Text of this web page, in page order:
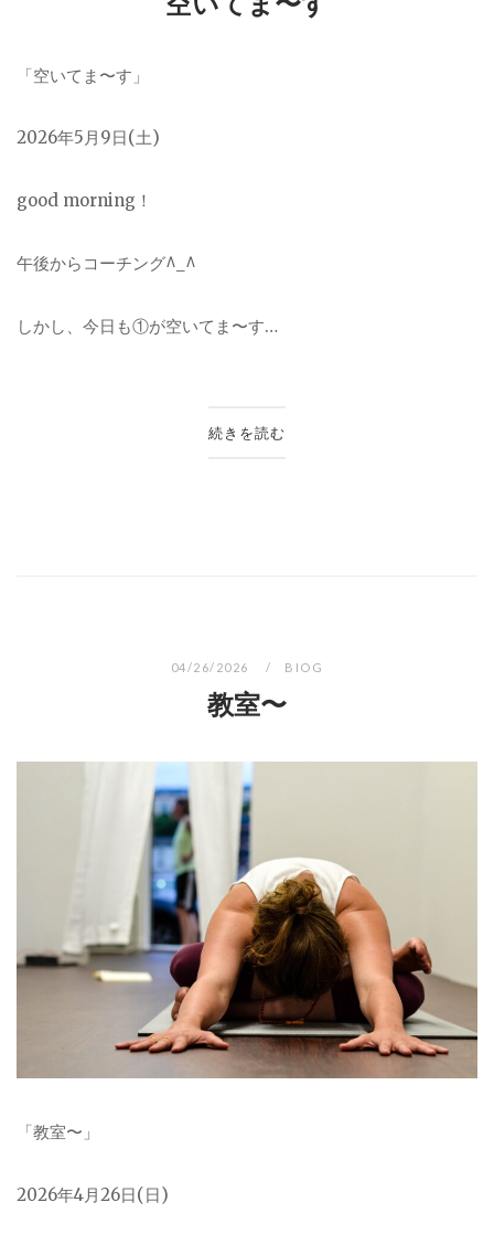
「空いてま〜す」
2026年5月9日(土)
good morning！
午後からコーチング^_^
しかし、今日も①が空いてま〜す…
続きを読む
04/26/2026 BIOG
教室〜
「教室〜」
2026年4月26日(日)